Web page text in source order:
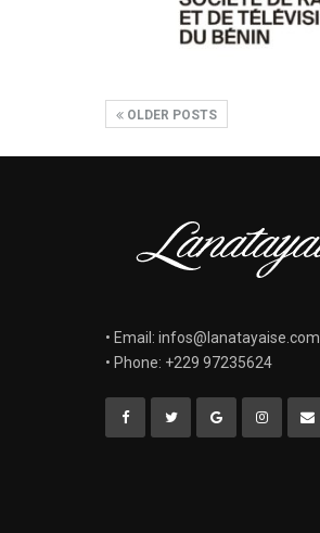
OLDER POSTS
• Email: infos@lanatayaise.com
• Phone: +229 97235624